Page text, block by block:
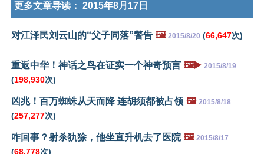
更多文章导读： 2015年8月17日
对江泽民刘云山的“父子同落”警告 🖼️ 2015/8/20 (66,647次)
重返中华！神话之鸟在证实一个神奇预言 🖼️▶️ 2015/8/19
(198,930次)
凶兆！百万蜘蛛从天而降 连胡须都被占领 🖼️ 2015/8/18
(257,277次)
咋回事？射杀犰狳，他坐直升机去了医院 🖼️ 2015/8/17
(68,778次)